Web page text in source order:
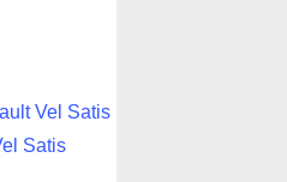
Vel Satis
Satis